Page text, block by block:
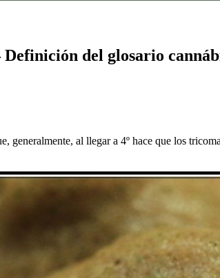
del glosario
generalmente, al llegar a 4º hace que los